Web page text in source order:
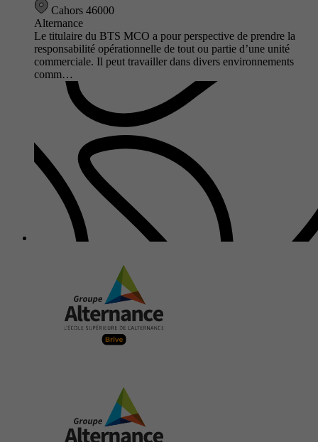
Cahors 46000
Alternance
Le titulaire du BTS MCO a pour perspective de prendre la
responsabilité opérationnelle de tout ou partie d’une unité
commerciale. Il peut travailler dans divers environnements
comm…